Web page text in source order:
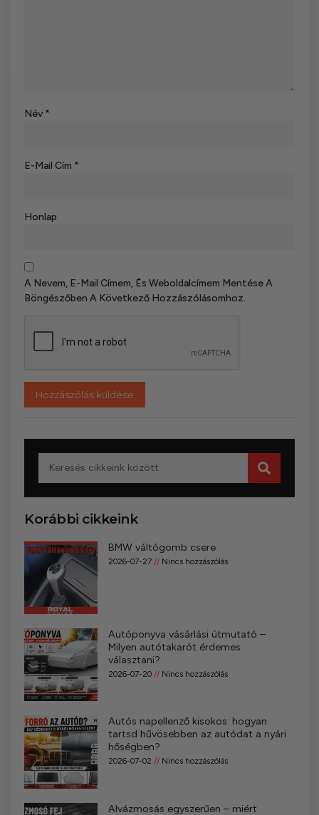
Név *
E-Mail Cím *
Honlap
A Nevem, E-Mail Címem, És Weboldalcímem Mentése A
Böngészőben A Következő Hozzászólásomhoz.
Korábbi cikkeink
BMW váltógomb csere
2026-07-27 Nincs hozzászólás
Autóponyva vásárlási útmutató –
Milyen autótakarót érdemes
választani?
2026-07-20 Nincs hozzászólás
Autós napellenző kisokos: hogyan
tartsd hűvösebben az autódat a nyári
hőségben?
2026-07-02 Nincs hozzászólás
Alvázmosás egyszerűen – miért